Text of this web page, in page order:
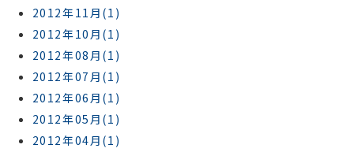
2012年11月(1)
2012年10月(1)
2012年08月(1)
2012年07月(1)
2012年06月(1)
2012年05月(1)
2012年04月(1)